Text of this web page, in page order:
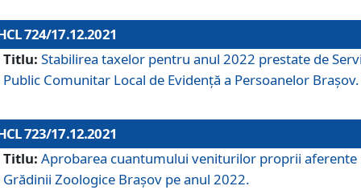
724/17.12.2021
Titlu: Stabilirea taxelor pentru anul 2022 prestate de
Public Comunitar Local de Evidență a Persoanelor Braşov.
723/17.12.2021
Titlu: Aprobarea cuantumului veniturilor proprii aferente
Grădinii Zoologice Braşov pe anul 2022.